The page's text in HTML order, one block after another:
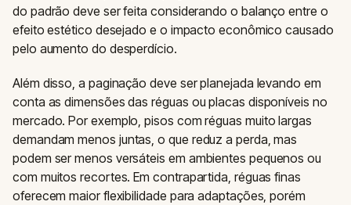
do padrão deve ser feita considerando o balanço entre o
efeito estético desejado e o impacto econômico causado
pelo aumento do desperdício.
Além disso, a paginação deve ser planejada levando em
conta as dimensões das réguas ou placas disponíveis no
mercado. Por exemplo, pisos com réguas muito largas
demandam menos juntas, o que reduz a perda, mas
podem ser menos versáteis em ambientes pequenos ou
com muitos recortes. Em contrapartida, réguas finas
oferecem maior flexibilidade para adaptações, porém